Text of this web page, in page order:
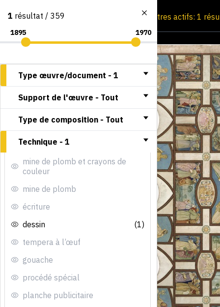
Consultation par image Filtres actifs: 1
1 résultat / 359
Type œuvre/document - 1
Support de l'œuvre - Tout
Type de composition - Tout
Technique - 1
mine de plomb et crayons de
couleur
mine de plomb
écriture
dessin
(1)
tempera à l’œuf
gouache
procédé spécial
planche publicitaire